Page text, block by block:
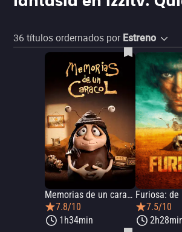
36 títulos ordernados por Estreno
Memorias de un caracol
7.8/10
1h34min
7.5/10